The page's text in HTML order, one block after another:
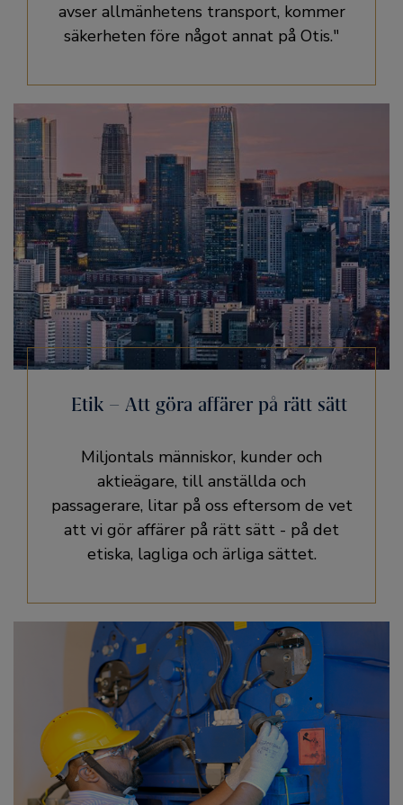
avser allmänhetens transport, kommer
säkerheten före något annat på Otis."
Etik – Att göra affärer på rätt sätt
Miljontals människor, kunder och
aktieägare, till anställda och
passagerare, litar på oss eftersom de vet
att vi gör affärer på rätt sätt - på det
etiska, lagliga och ärliga sättet.